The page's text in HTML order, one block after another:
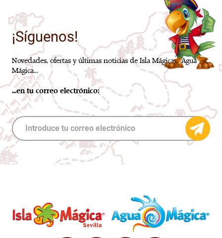
¡Síguenos!
Novedades, ofertas y últimas noticias de Isla Mágica y Agua
Mágica...
...en tu correo electrónico: